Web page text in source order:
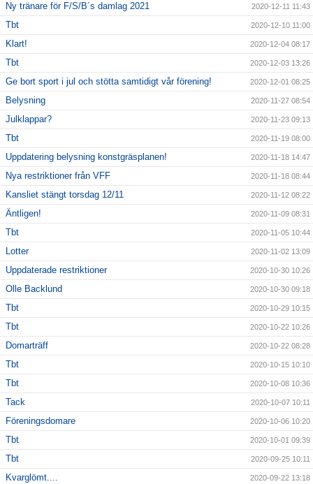
Ny tränare för F/S/B´s damlag 2021 2020-12-11 11:43
Tbt 2020-12-10 11:00
Klart! 2020-12-04 08:17
Tbt 2020-12-03 13:26
Ge bort sport i jul och stötta samtidigt vår förening! 2020-12-01 08:25
Belysning 2020-11-27 08:54
Julklappar? 2020-11-23 09:13
Tbt 2020-11-19 08:00
Uppdatering belysning konstgräsplanen! 2020-11-18 14:47
Nya restriktioner från VFF 2020-11-18 08:44
Kansliet stängt torsdag 12/11 2020-11-12 08:22
Äntligen! 2020-11-09 08:31
Tbt 2020-11-05 10:44
Lotter 2020-11-02 13:09
Uppdaterade restriktioner 2020-10-30 10:26
Olle Backlund 2020-10-30 09:18
Tbt 2020-10-29 10:15
Tbt 2020-10-22 10:26
Domarträff 2020-10-22 08:28
Tbt 2020-10-15 10:10
Tbt 2020-10-08 10:36
Tack 2020-10-07 10:11
Föreningsdomare 2020-10-06 10:20
Tbt 2020-10-01 09:39
Tbt 2020-09-25 10:11
Kvarglömt.... 2020-09-22 13:18